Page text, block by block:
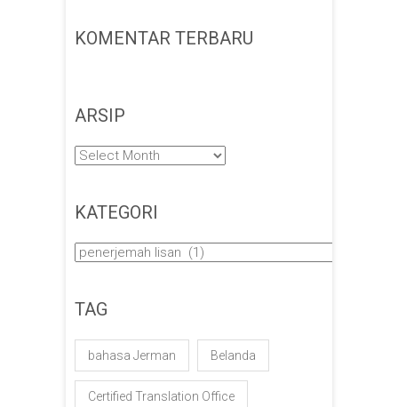
KOMENTAR TERBARU
ARSIP
Arsip
KATEGORI
Kategori
TAG
bahasa Jerman Belanda
Certified Translation Office